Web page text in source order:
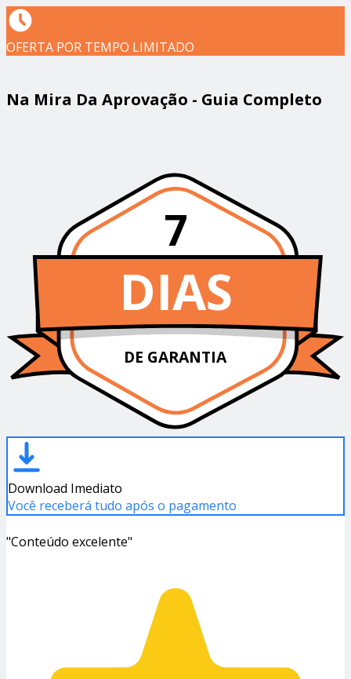
OFERTA POR TEMPO LIMITADO
Na Mira Da Aprovação - Guia Completo
7
DIAS
DE GARANTIA
Download Imediato
Você receberá tudo após o pagamento
"Conteúdo excelente"